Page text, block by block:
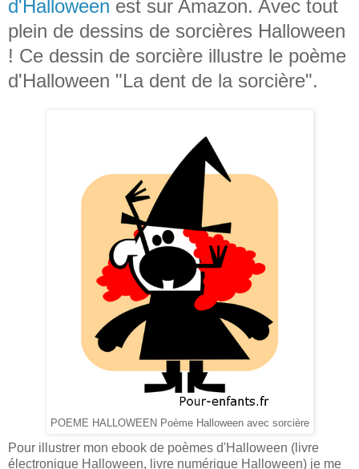
d'Halloween est sur Amazon. Avec tout
plein de dessins de sorcières Halloween
! Ce dessin de sorcière illustre le poème
d'Halloween "La dent de la sorcière".
POEME HALLOWEEN Poème Halloween avec sorcière
Pour illustrer mon ebook de poèmes d'Halloween (livre
électronique Halloween, livre numérique Halloween) je me